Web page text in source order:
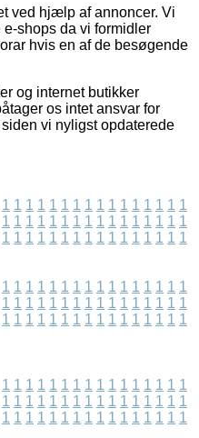
ved hjælp af annoncer. Vi
shops da vi formidler
hvis en af de besøgende
og internet butikker
os intet ansvar for
vi nyligst opdaterede
1 1 1 1 1 1 1 1 1 1 1 1 1 1 1 1
1 1 1 1 1 1 1 1 1 1 1 1 1 1 1 1
1 1 1 1 1 1 1 1 1 1 1 1 1 1 1 1
1 1 1 1 1 1 1 1 1 1 1 1 1 1 1 1
1 1 1 1 1 1 1 1 1 1 1 1 1 1 1 1
1 1 1 1 1 1 1 1 1 1 1 1 1 1 1 1
1 1 1 1 1 1 1 1 1 1 1 1 1 1 1 1
1 1 1 1 1 1 1 1 1 1 1 1 1 1 1 1
1 1 1 1 1 1 1 1 1 1 1 1 1 1 1 1